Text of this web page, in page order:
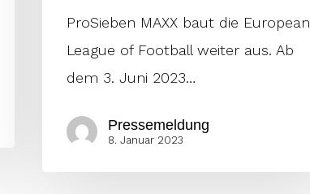
ProSieben MAXX baut die European
League of Football weiter aus. Ab
dem 3. Juni 2023…
Pressemeldung
8. Januar 2023